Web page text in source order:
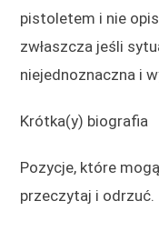
pistoletem i nie
zwłaszcza jeśli
niejednoznaczna i
Krótka(y) biografia
Pozycje, które
przeczytaj i odrzuć.